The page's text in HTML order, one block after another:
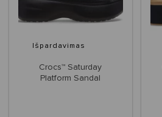
Išpardavimas
Crocs™ Saturday
Platform Sandal